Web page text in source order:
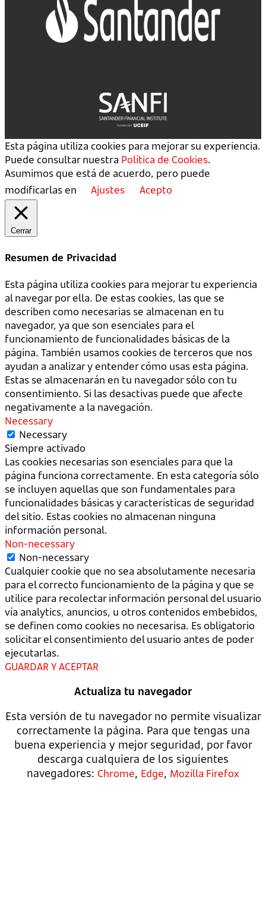
Esta página utiliza cookies para mejorar su experiencia.
Puede consultar nuestra Política de Cookies.
Asumimos que está de acuerdo, pero puede
modificarlas en
Ajustes Acepto
Cerrar
Resumen de Privacidad
Esta página utiliza cookies para mejorar tu experiencia
al navegar por ella. De estas cookies, las que se
describen como necesarias se almacenan en tu
navegador, ya que son esenciales para el
funcionamiento de funcionalidades básicas de la
página. También usamos cookies de terceros que nos
ayudan a analizar y entender cómo usas esta página.
Estas se almacenarán en tu navegador sólo con tu
consentimiento. Si las desactivas puede que afecte
negativamente a la navegación.
Necessary
Necessary
Siempre activado
Las cookies necesarias son esenciales para que la
página funciona correctamente. En esta categoría sólo
se incluyen aquellas que son fundamentales para
funcionalidades básicas y características de seguridad
del sitio. Estas cookies no almacenan ninguna
información personal.
Non-necessary
Non-necessary
Cualquier cookie que no sea absolutamente necesaria
para el correcto funcionamiento de la página y que se
utilice para recolectar información personal del usuario
vía analytics, anuncios, u otros contenidos embebidos,
se definen como cookies no necesarisa. Es obligatorio
solicitar el consentimiento del usuario antes de poder
ejecutarlas.
GUARDAR Y ACEPTAR
Actualiza tu navegador
Esta versión de tu navegador no permite visualizar
correctamente la página. Para que tengas una
buena experiencia y mejor seguridad, por favor
descarga cualquiera de los siguientes
navegadores: Chrome, Edge, Mozilla Firefox